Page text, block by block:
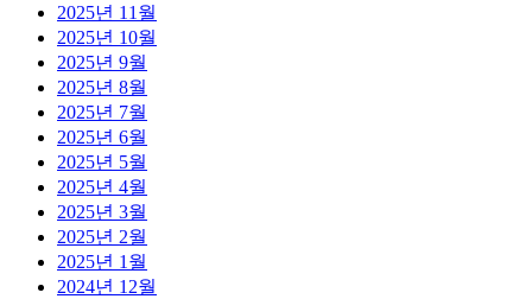
2025년 11월
2025년 10월
2025년 9월
2025년 8월
2025년 7월
2025년 6월
2025년 5월
2025년 4월
2025년 3월
2025년 2월
2025년 1월
2024년 12월